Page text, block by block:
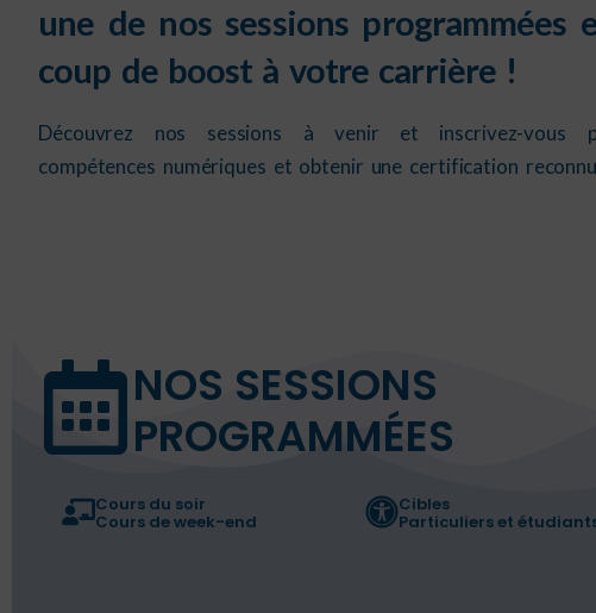
une de nos sessions programmées
coup de boost à votre carrière !
Découvrez nos sessions à venir et inscrivez-vous
compétences numériques et obtenir une certification
NOS SESSIONS
PROGRAMMÉES
Cours du soir
Cours de week-end
Cibles
Particuliers et